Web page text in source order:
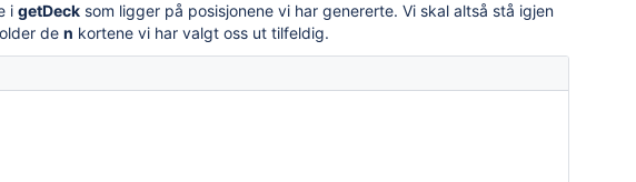
i getDeck som ligger på posisjonene vi har genererte. Vi skal altså stå igjen
de n kortene vi har valgt oss ut tilfeldig.